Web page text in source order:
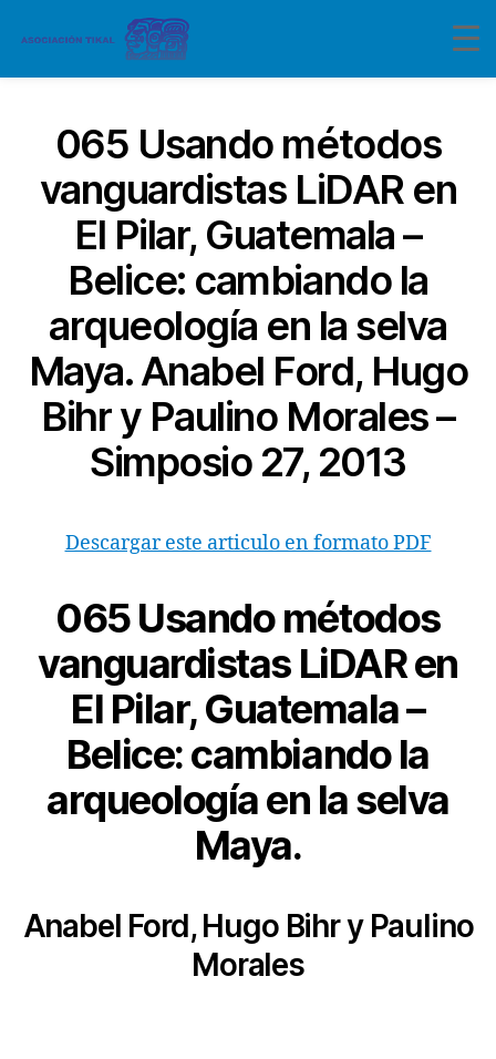
065 Usando métodos
vanguardistas LiDAR en
El Pilar, Guatemala –
Belice: cambiando la
arqueología en la selva
Maya. Anabel Ford, Hugo
Bihr y Paulino Morales –
Simposio 27, 2013
Descargar este articulo en formato PDF
065 Usando métodos
vanguardistas LiDAR en
El Pilar, Guatemala –
Belice: cambiando la
arqueología en la selva
Maya.
Anabel Ford, Hugo Bihr y Paulino
Morales